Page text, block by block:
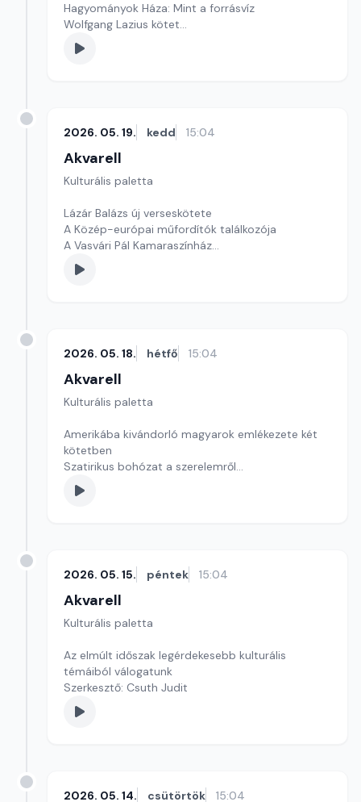
Hagyományok Háza: Mint a forrásvíz
Wolfgang Lazius kötet
Szerkesztő: Fazekas Gyöngyvér
2026. 05. 19. kedd 15:04
Akvarell
Kulturális paletta
Lázár Balázs új verseskötete
A Közép-európai műfordítók találkozója
A Vasvári Pál Kamaraszínház
Szerkesztő: Tóth J. András
2026. 05. 18. hétfő 15:04
Akvarell
Kulturális paletta
Amerikába kivándorló magyarok emlékezete két
kötetben
Szatirikus bohózat a szerelemről
Kultúrmorzsa
2026. 05. 15. péntek 15:04
Akvarell
Kulturális paletta
Az elmúlt időszak legérdekesebb kulturális
témáiból válogatunk
Szerkesztő: Csuth Judit
2026. 05. 14. csütörtök 15:04